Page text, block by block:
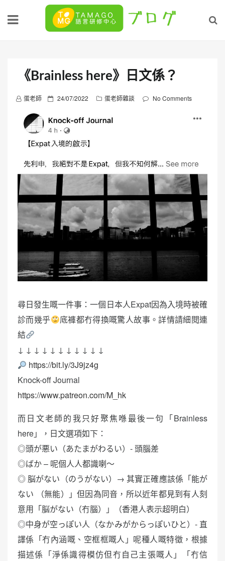
《Brainless here》日文係？
蛋老師
P
s
e
24/07/2022 蛋老師雜談 No Comments
尋日發生嘅一件事：一個日本人Expat因為入境時被確
診而幾乎
底褲都冇得換嘅驚人故事。詳情請細閱連
結
↓ ↓ ↓ ↓ ↓ ↓ ↓ ↓ ↓ ↓ ↓
https://bit.ly/3J9jz4g
Knock-off Journal
https://www.patreon.com/M_hk
而日文老師的我只好聚焦喺最後一句「Brainless
here」，日文選項如下：
◎頭が悪い（あたまがわるい）- 頭腦差
◎ばか – 呢個人人都識喇～
◎ 脳がない（のうがない）→ 其實正確應該係「能が
ない （無能）」但因為同音，所以近年都見到有人刻
意用「脳がない（冇腦）」（香港人表示超明白）
◎中身が空っぽい人（なかみがからっぽいひと）- 直
譯係「冇內涵嘅、空框框嘅人」呢種人嘅特徵，根據
描述係「淨係識得模仿但冇自己主張嘅人」「冇信